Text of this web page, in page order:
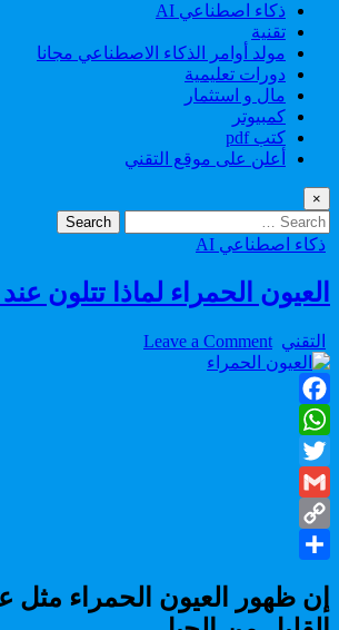
ذكاء اصطناعي AI
تقنية
مولد أوامر الذكاء الاصطناعي مجانا
دورات تعليمية
مال و استثمار
كمبيوتر
كتب pdf
أعلن على موقع التقني
×
Search
for:
Posted
ذكاء اصطناعي AI
العيون الحمراء لماذا تتلون
Author:
التقني Leave a Comment
on
Facebook
WhatsApp
Twitter
Gmail
Copy
إن ظهور العيون الحمراء مثل